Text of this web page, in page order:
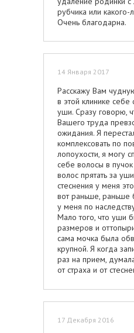
рубчика или какого-
Очень благодарна.
14 Января 2017
Расскажу Вам
в этой клинике
уши. Сразу говорю,
Вашего труда
ожидания. Я
комплексовать по
лопоухости, я могу
себе волосы в
волос прятать за
стеснения у меня
вот раньше, раньше
у меня по
Мало того, что уши
размеров и
сама мочка была
крупной. Я когда
раз на прием,
от страха и от
что не придал
вернее не
знаете, все же
17 Декабря 2016